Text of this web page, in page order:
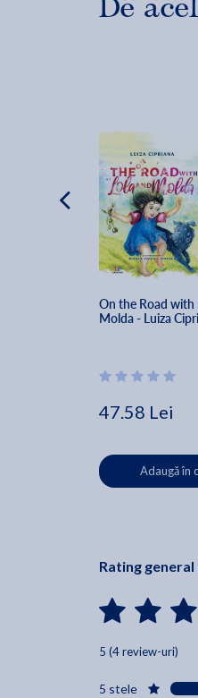
De
On the Road with
Molda - Luiza
47.58 Lei
Adaugă în
Rating
5 (4 review-uri)
5 stele